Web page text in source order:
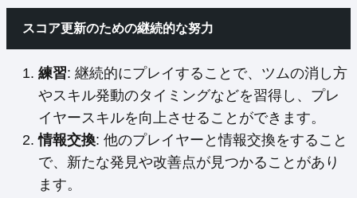
スコア更新のための継続的な努力
練習: 継続的にプレイすることで、ツムの消し方
やスキル発動のタイミングなどを習得し、プレ
イヤースキルを向上させることができます。
情報交換: 他のプレイヤーと情報交換をすること
で、新たな発見や改善点が見つかることがあり
ます。